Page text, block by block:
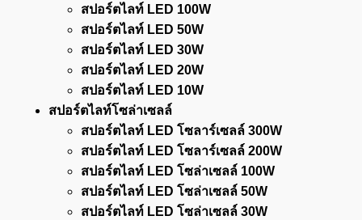
สปอร์ตไลท์ LED 100W
สปอร์ตไลท์ LED 50W
สปอร์ตไลท์ LED 30W
สปอร์ตไลท์ LED 20W
สปอร์ตไลท์ LED 10W
สปอร์ตไลท์โซล่าเซลล์
สปอร์ตไลท์ LED โซลาร์เซลล์ 300W
สปอร์ตไลท์ LED โซลาร์เซลล์ 200W
สปอร์ตไลท์ LED โซล่าเซลล์ 100W
สปอร์ตไลท์ LED โซล่าเซลล์ 50W
สปอร์ตไลท์ LED โซล่าเซลล์ 30W